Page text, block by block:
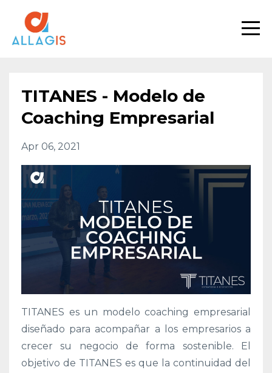
TITANES - Modelo de
Coaching Empresarial
Apr 06, 2021
TITANES es un modelo coaching empresarial
diseñado para acompañar a los empresarios a
crecer su negocio de forma sostenible. El
objetivo de TITANES es que la continuidad del